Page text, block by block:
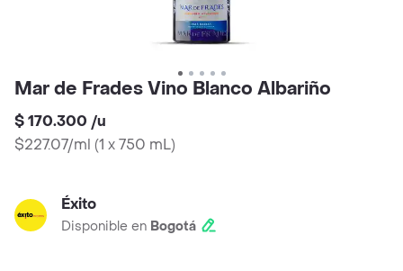
Mar de Frades Vino Blanco Albariño
$ 170.300 /u
$227.07/ml (1 x 750 mL)
Éxito
Disponible en Bogotá